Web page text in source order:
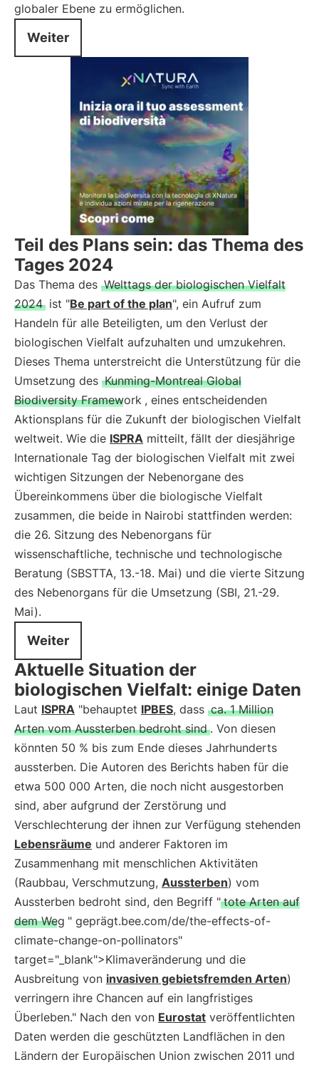
globaler Ebene zu ermöglichen.
Weiter
Teil des Plans sein: das Thema des
Tages 2024
Das Thema des Welttags der biologischen Vielfalt
2024 ist "Be part of the plan", ein Aufruf zum
Handeln für alle Beteiligten, um den Verlust der
biologischen Vielfalt aufzuhalten und umzukehren.
Dieses Thema unterstreicht die Unterstützung für die
Umsetzung des Kunming-Montreal Global
Biodiversity Framework , eines entscheidenden
Aktionsplans für die Zukunft der biologischen Vielfalt
weltweit. Wie die ISPRA mitteilt, fällt der diesjährige
Internationale Tag der biologischen Vielfalt mit zwei
wichtigen Sitzungen der Nebenorgane des
Übereinkommens über die biologische Vielfalt
zusammen, die beide in Nairobi stattfinden werden:
die 26. Sitzung des Nebenorgans für
wissenschaftliche, technische und technologische
Beratung (SBSTTA, 13.-18. Mai) und die vierte Sitzung
des Nebenorgans für die Umsetzung (SBI, 21.-29.
Mai).
Weiter
Aktuelle Situation der
biologischen Vielfalt: einige Daten
Laut ISPRA "behauptet IPBES, dass ca. 1 Million
Arten vom Aussterben bedroht sind . Von diesen
könnten 50 % bis zum Ende dieses Jahrhunderts
aussterben. Die Autoren des Berichts haben für die
etwa 500 000 Arten, die noch nicht ausgestorben
sind, aber aufgrund der Zerstörung und
Verschlechterung der ihnen zur Verfügung stehenden
Lebensräume und anderer Faktoren im
Zusammenhang mit menschlichen Aktivitäten
(Raubbau, Verschmutzung, Aussterben) vom
Aussterben bedroht sind, den Begriff " tote Arten auf
dem Weg " geprägt.bee.com/de/the-effects-of-
climate-change-on-pollinators"
target="_blank">Klimaveränderung und die
Ausbreitung von invasiven gebietsfremden Arten)
verringern ihre Chancen auf ein langfristiges
Überleben." Nach den von Eurostat veröffentlichten
Daten werden die geschützten Landflächen in den
Ländern der Europäischen Union zwischen 2011 und